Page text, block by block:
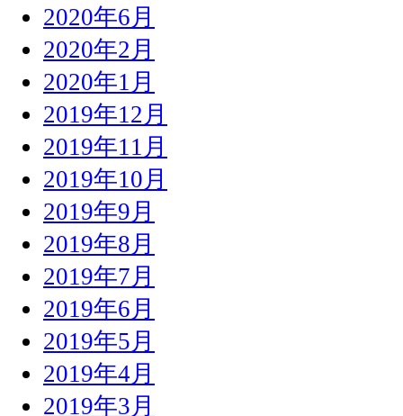
2020年6月
2020年2月
2020年1月
2019年12月
2019年11月
2019年10月
2019年9月
2019年8月
2019年7月
2019年6月
2019年5月
2019年4月
2019年3月